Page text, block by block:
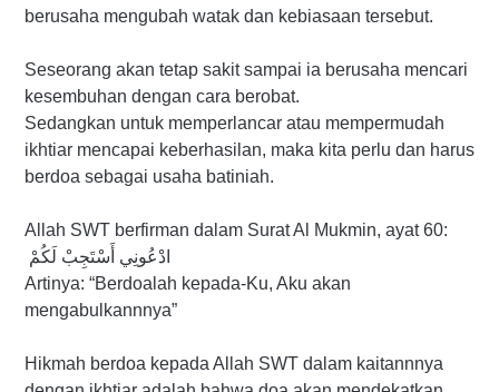
berusaha mengubah watak dan kebiasaan tersebut.
Seseorang akan tetap sakit sampai ia berusaha mencari
kesembuhan dengan cara berobat.
Sedangkan untuk memperlancar atau mempermudah
ikhtiar mencapai keberhasilan, maka kita perlu dan harus
berdoa sebagai usaha batiniah.
Allah SWT berfirman dalam Surat Al Mukmin, ayat 60:
ادْعُونِي أَسْتَجِبْ لَكُمْ
Artinya: “Berdoalah kepada-Ku, Aku akan
mengabulkannnya”
Hikmah berdoa kepada Allah SWT dalam kaitannnya